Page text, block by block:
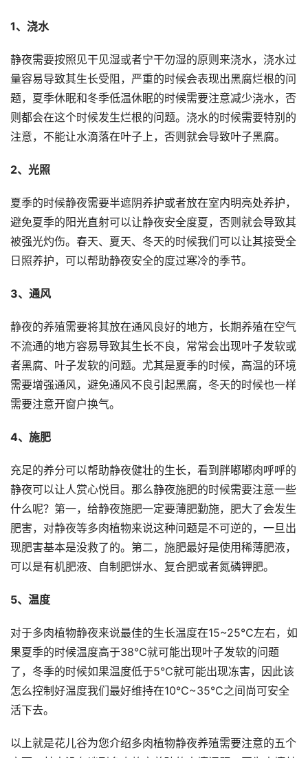
1、浇水
静夜需要按照见干见湿或者宁干勿湿的原则来浇水，浇水过
量容易导致其生长受阻，严重的时候会表现出黑腐烂根的问
题，夏季休眠和冬季低温休眠的时候需要注意减少浇水，否
则都会在这个时候发生烂根的问题。浇水的时候需要特别的
注意，不能让水滴落在叶子上，否则就会导致叶子黑腐。
2、光照
夏季的时候静夜需要半遮阴养护或者放在室内明亮处养护，
避免夏季的阳光直射可以让静夜安全度夏，否则就会导致其
被强光灼伤。春天、夏天、冬天的时候我们可以让其接受全
日照养护，可以帮助静夜安全的度过寒冷的季节。
3、通风
静夜的养殖需要将其放在通风良好的地方，长期养殖在空气
不流通的地方容易导致其生长不良，常常会出现叶子发软或
者黑腐、叶子发软的问题。尤其是夏季的时候，高温的环境
需要增强通风，避免通风不良引起黑腐，冬天的时候也一样
需要注意开窗户换气。
4、施肥
充足的养分可以帮助静夜健壮的生长，看到胖嘟嘟肉呼呼的
静夜可以让人赏心悦目。那么静夜施肥的时候需要注意一些
什么呢？第一，给静夜施肥一定要薄肥勤施，肥大了会发生
肥害，对静夜等多肉植物来说这种问题是不可逆的，一旦出
现肥害基本是没救了的。第二，施肥最好是使用稀薄肥液，
可以是有机肥液、自制肥饼水、复合肥或者氮磷钾肥。
5、温度
对于多肉植物静夜来说最佳的生长温度在15~25℃左右，如
果夏季的时候温度高于38℃就可能出现叶子发软的问题
了，冬季的时候如果温度低于5℃就可能出现冻害，因此该
怎么控制好温度我们最好维持在10℃~35℃之间尚可安全
活下去。
以上就是花儿谷为您介绍多肉植物静夜养殖需要注意的五个